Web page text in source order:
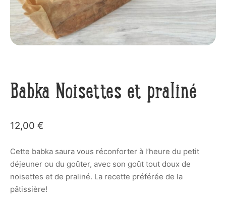
Babka Noisettes et praliné
12,00 €
Cette babka saura vous réconforter à l’heure du petit
déjeuner ou du goûter, avec son goût tout doux de
noisettes et de praliné. La recette préférée de la
pâtissière!